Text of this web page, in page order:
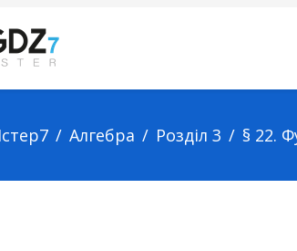
Алгебра Розділ 3 § 22.